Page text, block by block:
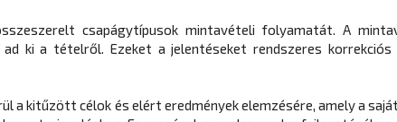
csapágytípusok mintavételi folyamatát. A
ki a tételről. Ezeket a jelentéseket rendszeres korrekciós
a kitűzött célok és elért eredmények elemzésére, amely a